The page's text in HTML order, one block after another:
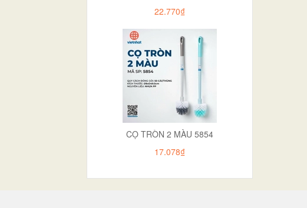
22.770₫
CỌ TRÒN 2 MÀU 5854
17.078₫